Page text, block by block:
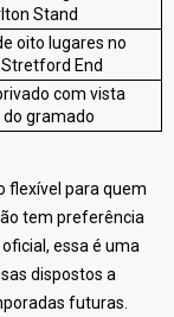
Stand
oito lugares no
End
com vista
gramado
flexível para quem
tem preferência
essa é uma
dispostos a
futuras.